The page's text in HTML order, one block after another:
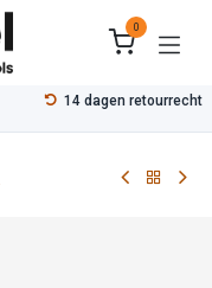
0
14 dagen retourrecht